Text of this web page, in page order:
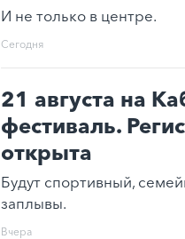
И не только в центре.
Сегодня
21 августа на
фестиваль.
открыта
Будут спортивный,
заплывы.
Вчера